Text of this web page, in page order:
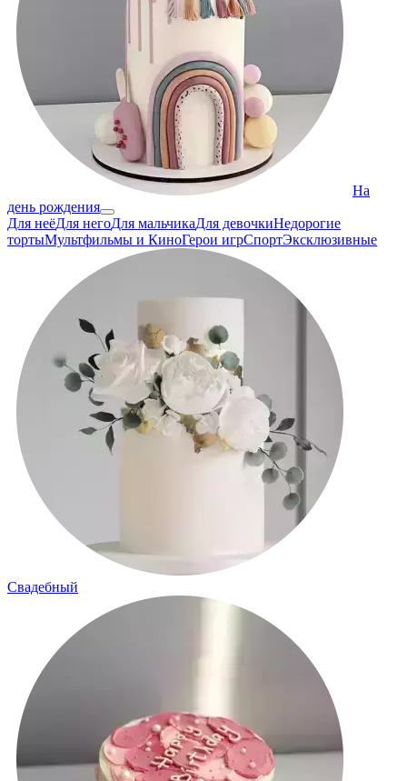
На
день рождения
Для неёДля негоДля мальчикаДля девочкиНедорогие
тортыМультфильмы и КиноГерои игрСпортЭксклюзивные
Свадебный